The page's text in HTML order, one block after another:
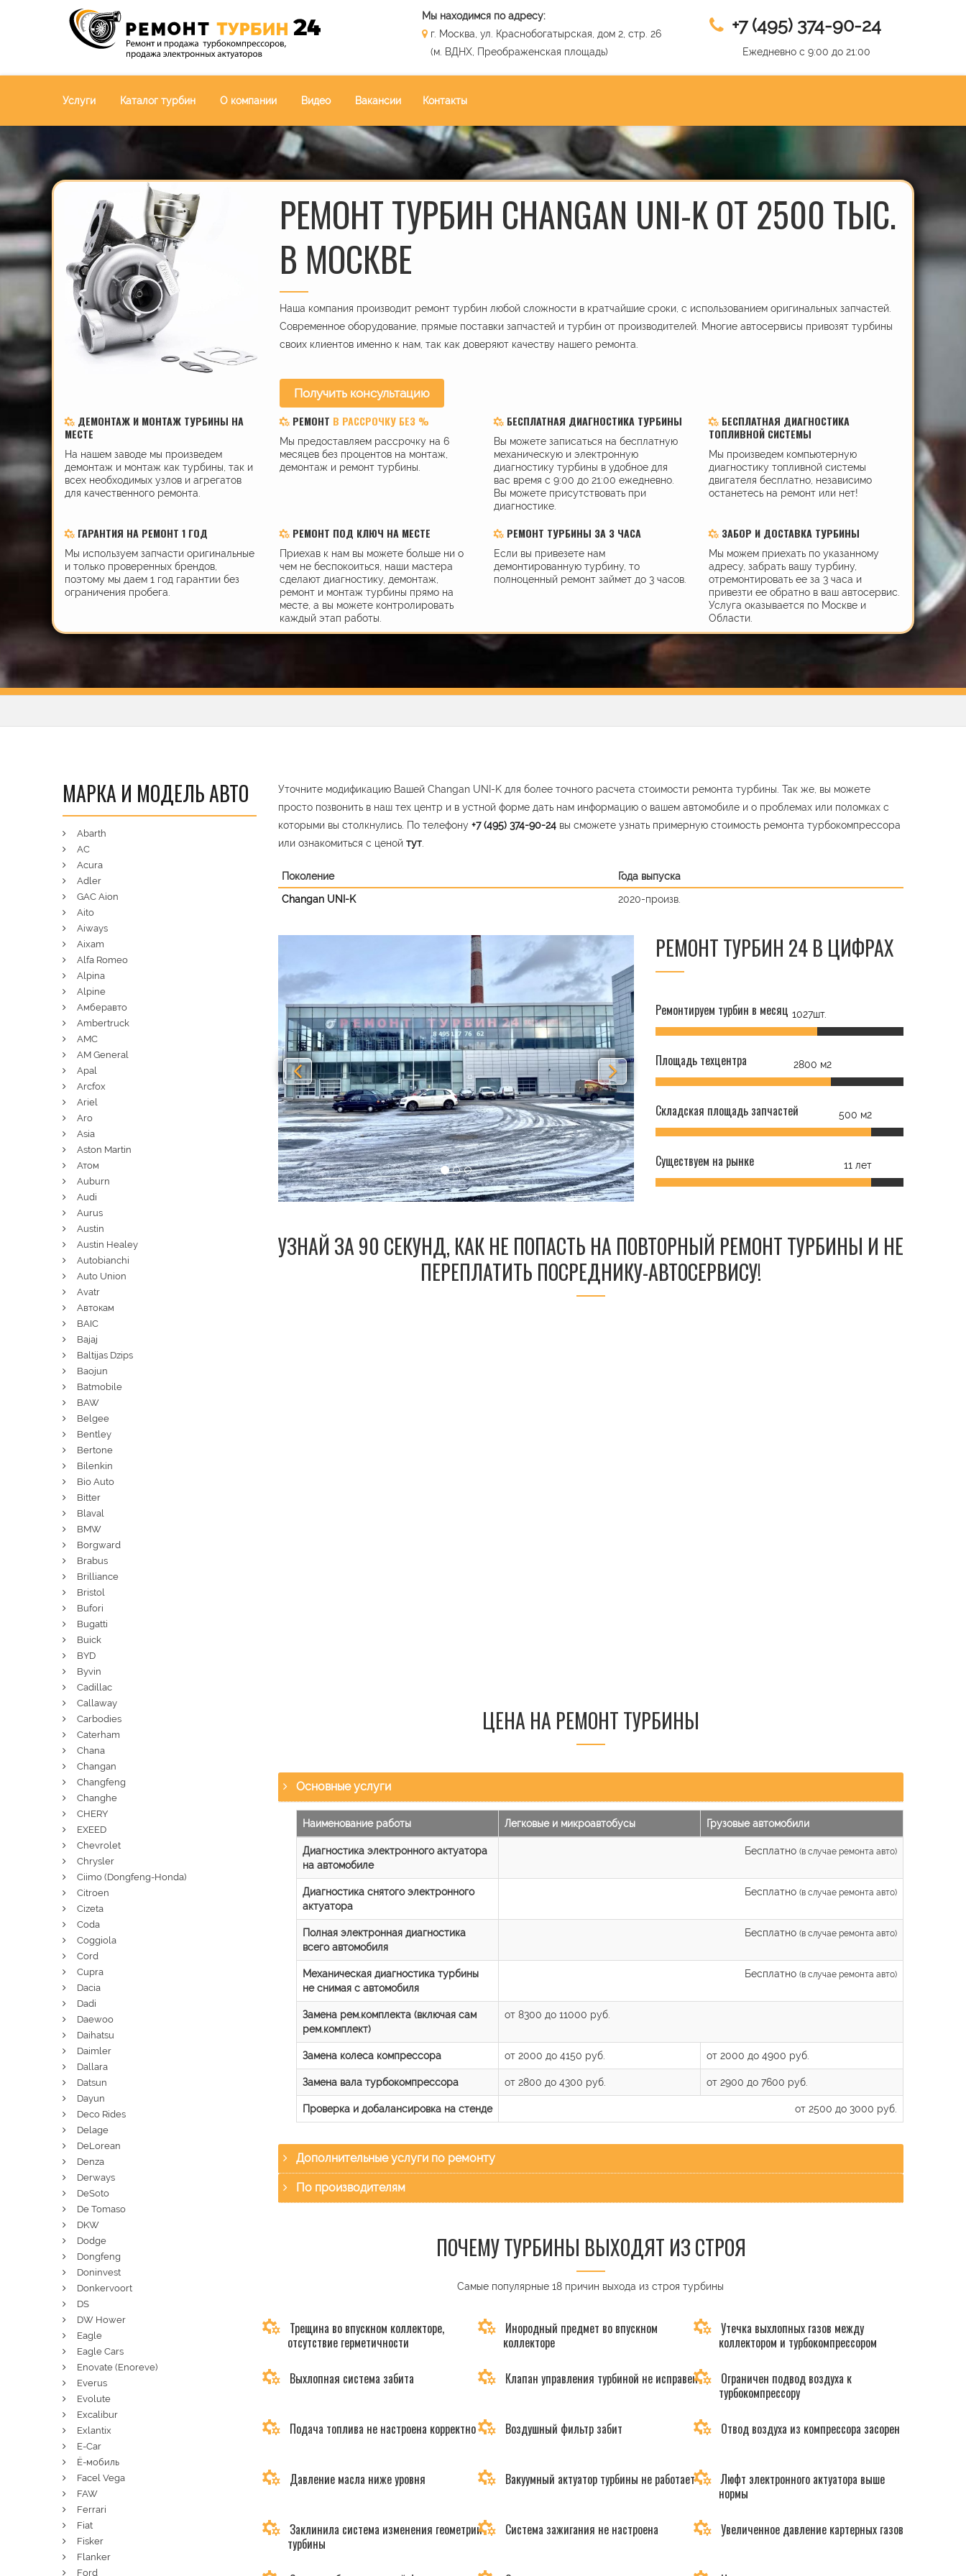
Мы находимся по адресу:
г. Москва, ул. Краснобогатырская, дом 2, стр. 26
(м. ВДНХ, Преображенская площадь)
+7 (495) 374-90-24
Ежедневно с 9:00 до 21:00
Услуги Каталог турбин О компании Видео Вакансии Контакты
РЕМОНТ ТУРБИН CHANGAN UNI-K ОТ 2500 ТЫС.
В МОСКВЕ
Наша компания производит ремонт турбин любой сложности в кратчайшие сроки, с использованием оригинальных запчастей.
Современное оборудование, прямые поставки запчастей и турбин от производителей. Многие автосервисы привозят турбины
своих клиентов именно к нам, так как доверяют качеству нашего ремонта.
Получить консультацию
ДЕМОНТАЖ И МОНТАЖ ТУРБИНЫ НА
МЕСТЕ
На нашем заводе мы произведем
демонтаж и монтаж как турбины, так и
всех необходимых узлов и агрегатов
для качественного ремонта.
РЕМОНТ В РАССРОЧКУ БЕЗ %
Мы предоставляем рассрочку на 6
месяцев без процентов на монтаж,
демонтаж и ремонт турбины.
БЕСПЛАТНАЯ ДИАГНОСТИКА ТУРБИНЫ
Вы можете записаться на бесплатную
механическую и электронную
диагностику турбины в удобное для
вас время с 9:00 до 21:00 ежедневно.
Вы можете присутствовать при
диагностике.
БЕСПЛАТНАЯ ДИАГНОСТИКА
ТОПЛИВНОЙ СИСТЕМЫ
Мы произведем компьютерную
диагностику топливной системы
двигателя бесплатно, независимо
останетесь на ремонт или нет!
ГАРАНТИЯ НА РЕМОНТ 1 ГОД
Мы используем запчасти оригинальные
и только проверенных брендов,
поэтому мы даем 1 год гарантии без
ограничения пробега.
РЕМОНТ ПОД КЛЮЧ НА МЕСТЕ
Приехав к нам вы можете больше ни о
чем не беспокоиться, наши мастера
сделают диагностику, демонтаж,
ремонт и монтаж турбины прямо на
месте, а вы можете контролировать
каждый этап работы.
РЕМОНТ ТУРБИНЫ ЗА 3 ЧАСА
Если вы привезете нам
демонтированную турбину, то
полноценный ремонт займет до 3 часов.
ЗАБОР И ДОСТАВКА ТУРБИНЫ
Мы можем приехать по указанному
адресу, забрать вашу турбину,
отремонтировать ее за 3 часа и
привезти ее обратно в ваш автосервис.
Услуга оказывается по Москве и
Области.
Уточните модификацию Вашей Changan UNI-K для более точного расчета стоимости ремонта турбины. Так же, вы можете
просто позвонить в наш тех центр и в устной форме дать нам информацию о вашем автомобиле и о проблемах или поломках с
которыми вы столкнулись. По телефону +7 (495) 374-90-24 вы сможете узнать примерную стоимость ремонта турбокомпрессора
или ознакомиться с ценой тут
Поколение
Года выпуска
Changan UNI-K
2020-произв.
РЕМОНТ ТУРБИН 24 В ЦИФРАХ
Ремонтируем турбин в месяц 1027шт.
Площадь техцентра 2800 м2
Складская площадь запчастей 500 м2
Существуем на рынке 11 лет
УЗНАЙ ЗА 90 СЕКУНД, КАК НЕ ПОПАСТЬ НА ПОВТОРНЫЙ РЕМОНТ ТУРБИНЫ И НЕ
ПЕРЕПЛАТИТЬ ПОСРЕДНИКУ-АВТОСЕРВИСУ!
ЦЕНА НА РЕМОНТ ТУРБИНЫ
Основные услуги
Наименование работы Легковые и микроавтобусы Грузовые автомобили
Диагностика электронного актуатора
на автомобиле
Бесплатно (в случае ремонта авто)
Диагностика снятого электронного
актуатора
Бесплатно (в случае ремонта авто)
Полная электронная диагностика
всего автомобиля
Бесплатно (в случае ремонта авто)
Механическая диагностика турбины
не снимая с автомобиля
Бесплатно (в случае ремонта авто)
Замена рем.комплекта (включая сам
рем.комплект)
от 8300 до 11000 руб.
Замена колеса компрессора от 2000 до 4150 руб. от 2000 до 4900 руб.
Замена вала турбокомпрессора от 2800 до 4300 руб. от 2900 до 7600 руб.
Проверка и добалансировка на стенде от 2500 до 3000 руб.
Дополнительные услуги по ремонту
По производителям
ПОЧЕМУ ТУРБИНЫ ВЫХОДЯТ ИЗ СТРОЯ
Самые популярные 18 причин выхода из строя турбины
Трещина во впускном коллекторе,
отсутствие герметичности
Инородный предмет во впускном
коллекторе
Утечка выхлопных газов между
коллектором и турбокомпрессором
Выхлопная система забита Клапан управления турбиной не исправен
Ограничен подвод воздуха к
турбокомпрессору
Подача топлива не настроена корректно Воздушный фильтр забит Отвод воздуха из компрессора засорен
Давление масла ниже уровня Вакуумный актуатор турбины не работает
Люфт электронного актуатора выше
нормы
Заклинила система изменения геометрии
турбины
Система зажигания не настроена Увеличенное давление картерных газов
МАРКА И МОДЕЛЬ АВТО
Abarth
AC
Acura
Adler
GAC Aion
Aito
Aiways
Aixam
Alfa Romeo
Alpina
Alpine
Амберавто
Ambertruck
AMC
AM General
Apal
Arcfox
Ariel
Aro
Asia
Aston Martin
Атом
Auburn
Audi
Aurus
Austin
Austin Healey
Autobianchi
Auto Union
Avatr
Автокам
BAIC
Bajaj
Baltijas Dzips
Baojun
Batmobile
BAW
Belgee
Bentley
Bertone
Bilenkin
Bio Auto
Bitter
Blaval
BMW
Borgward
Brabus
Brilliance
Bristol
Bufori
Bugatti
Buick
BYD
Byvin
Cadillac
Callaway
Carbodies
Caterham
Chana
Changan
Changfeng
Changhe
CHERY
EXEED
Chevrolet
Chrysler
Ciimo (Dongfeng-Honda)
Citroen
Cizeta
Coda
Coggiola
Cord
Cupra
Dacia
Dadi
Daewoo
Daihatsu
Daimler
Dallara
Datsun
Dayun
Deco Rides
Delage
DeLorean
Denza
Derways
DeSoto
De Tomaso
DKW
Dodge
Dongfeng
Doninvest
Donkervoort
DS
DW Hower
Eagle
Eagle Cars
Enovate (Enoreve)
Everus
Evolute
Excalibur
Exlantix
E-Car
Ё-мобиль
Facel Vega
FAW
Ferrari
Fiat
Fisker
Flanker
Ford